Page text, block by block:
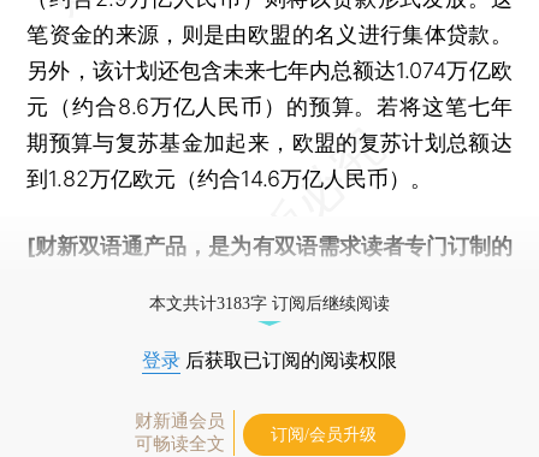
笔资金的来源，则是由欧盟的名义进行集体贷款。
另外，该计划还包含未来七年内总额达1.074万亿欧
元（约合8.6万亿人民币）的预算。若将这笔七年
期预算与复苏基金加起来，欧盟的复苏计划总额达
到1.82万亿欧元（约合14.6万亿人民币）。
[财新双语通产品，是为有双语需求读者专门订制的
本文共计3183字 订阅后继续阅读
登录 后获取已订阅的阅读权限
财新通会员
可畅读全文
订阅/会员升级